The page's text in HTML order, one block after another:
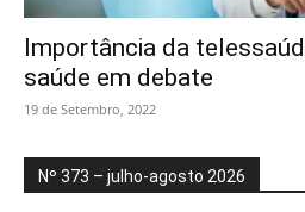
Importância da
saúde em debate
19 de Setembro, 2022
Nº 373 – julho-agosto 2026